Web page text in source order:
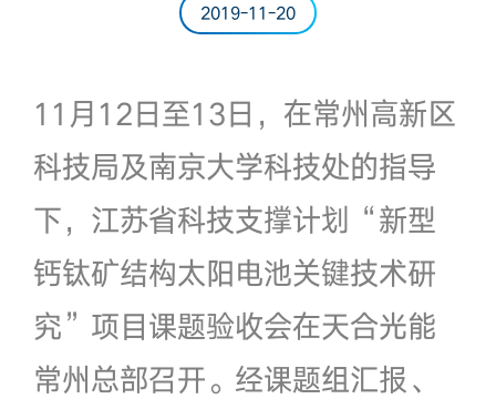
2019-11-20
11月12日至13日，在常州高新区
科技局及南京大学科技处的指导
下，江苏省科技支撑计划“新型
钙钛矿结构太阳电池关键技术研
究”项目课题验收会在天合光能
常州总部召开。经课题组汇报、